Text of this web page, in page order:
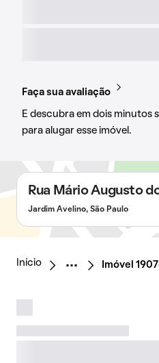
Faça sua avaliação
E descubra em dois
para alugar esse imóvel.
Rua Mário Augusto
Jardim Avelino, São Paulo
Início Imóvel